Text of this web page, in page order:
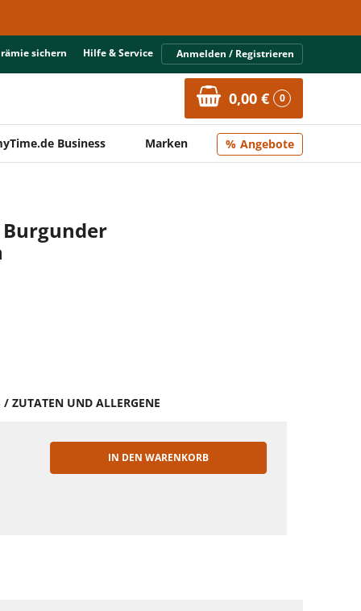
sichern Hilfe & Service Anmelden / Registrieren
0,00 € 0
Business Marken Angebote
/ ZUTATEN UND ALLERGENE
IN DEN WARENKORB